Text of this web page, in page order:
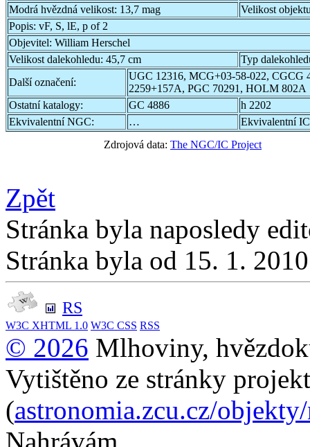
Modrá hvězdná velikost: 13,7 mag
Velikost
Popis: vF, S, lE, p of 2
Objevitel: William Herschel
Velikost dalekohledu: 45,7 cm
Typ
Další označení:
UGC 12316, MCG+03-58-022,
2259+157A, PGC 70291, HOLM 802A
Ostatní katalogy:
GC 4886
h 2202
Ekvivalentní NGC:
…
Ekvivalentní
Zdrojová data: The NGC/IC Project
Zpět
Stránka byla naposledy
Stránka byla od 15. 1.
RS
W3C XHTML 1.0 W3C CSS RSS
© 2026 Mlhoviny,
Vytištěno ze stránky
(astronomia.zcu.cz/
Nahrávám...